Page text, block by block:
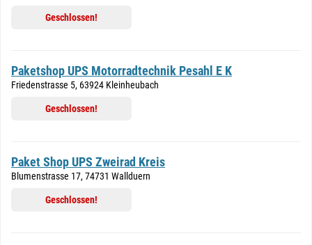
Geschlossen!
Paketshop UPS Motorradtechnik Pesahl E K
Friedenstrasse 5, 63924 Kleinheubach
Geschlossen!
Paket Shop UPS Zweirad Kreis
Blumenstrasse 17, 74731 Wallduern
Geschlossen!